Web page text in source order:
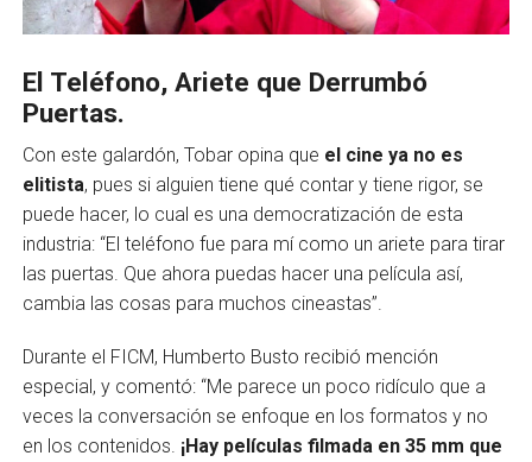
El Teléfono, Ariete que Derrumbó
Puertas.
Con este galardón, Tobar opina que el cine ya no es
elitista, pues si alguien tiene qué contar y tiene rigor, se
puede hacer, lo cual es una democratización de esta
industria: “El teléfono fue para mí como un ariete para tirar
las puertas. Que ahora puedas hacer una película así,
cambia las cosas para muchos cineastas”.
Durante el FICM, Humberto Busto recibió mención
especial, y comentó: “Me parece un poco ridículo que a
veces la conversación se enfoque en los formatos y no
en los contenidos. ¡Hay películas filmada en 35 mm que